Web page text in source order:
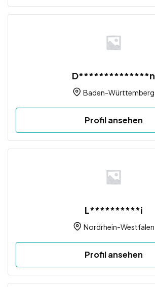
D**************n
Baden-Württemberg
Profil ansehen
L**********i
Nordrhein-Westfalen
Profil ansehen